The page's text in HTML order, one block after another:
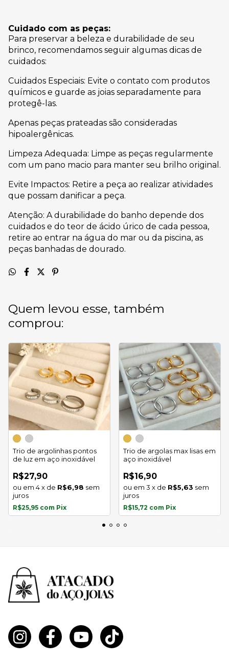
Cuidado com as peças:
Para preservar a beleza e durabilidade de seu
brinco, recomendamos seguir algumas dicas de
cuidados:
Cuidados Especiais: Evite o contato com produtos
químicos e guarde as joias separadamente para
protegê-las.
Apenas peças prateadas são consideradas
hipoalergênicas.
Limpeza Adequada: Limpe as peças regularmente
com um pano macio para manter seu brilho original.
Evite Impactos: Retire a peça ao realizar atividades
que possam danificar a peça.
Atenção: A durabilidade do banho depende dos
cuidados e do teor de ácido úrico de cada pessoa,
retire ao entrar na água do mar ou da piscina, as
peças banhadas de dourado.
Quem levou esse, também
comprou:
Trio de argolinhas pontos
de luz em aço inoxidável
R$27,90
4x de R$6,98 sem
juros
R$25,95 com Pix
Trio de argolas max lisas em
aço inoxidável
R$16,90
3 x de R$5,63 sem
juros
R$15,72 com Pix